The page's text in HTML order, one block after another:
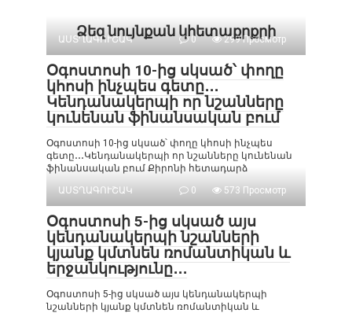
Ձեզ նույնքան կհետաքրքրի
ԱՍՏՂԱԳՈՒՇԱԿ 0 299 Просмотр
Օգոստոսի 10-ից սկսած՝ փողը
կհոսի ինչպես գետը․․․
Կենդանակերպի որ նշանները
կունենան ֆինանսական բում
Օգոստոսի 10-ից սկսած՝ փողը կհոսի ինչպես
գետը․․․Կենդանակերպի որ նշանները կունենան
ֆինանսական բում Քիրոնի հետադարձ
ԱՍՏՂԱԳՈՒՇԱԿ
0 573 Просмотр
Օգոստոսի 5-ից սկսած այս
կենդանակերպի նշանների
կյանք կմտնեն ռոմանտիկան և
երջանկությունը․․․
Օգոստոսի 5-ից սկսած այս կենդանակերպի
նշանների կյանք կմտնեն ռոմանտիկան և